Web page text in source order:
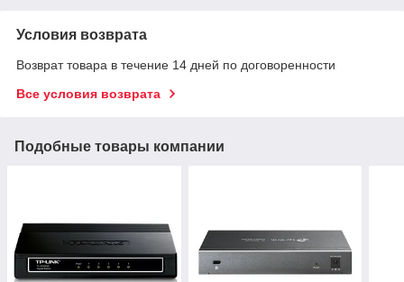
Условия возврата
Возврат товара в течение 14 дней по договоренности
Все условия возврата
Подобные товары компании